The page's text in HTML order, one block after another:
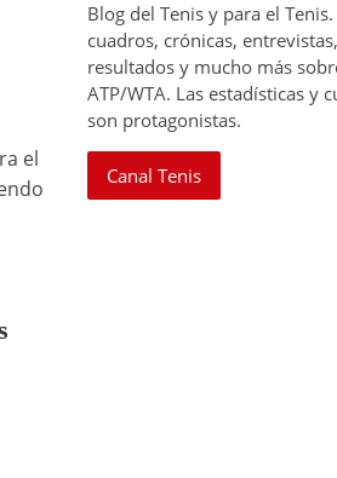
el
Blog del Tenis y para el
cuadros, crónicas,
resultados y mucho más
ATP/WTA. Las estadísticas y
son protagonistas.
Canal Tenis